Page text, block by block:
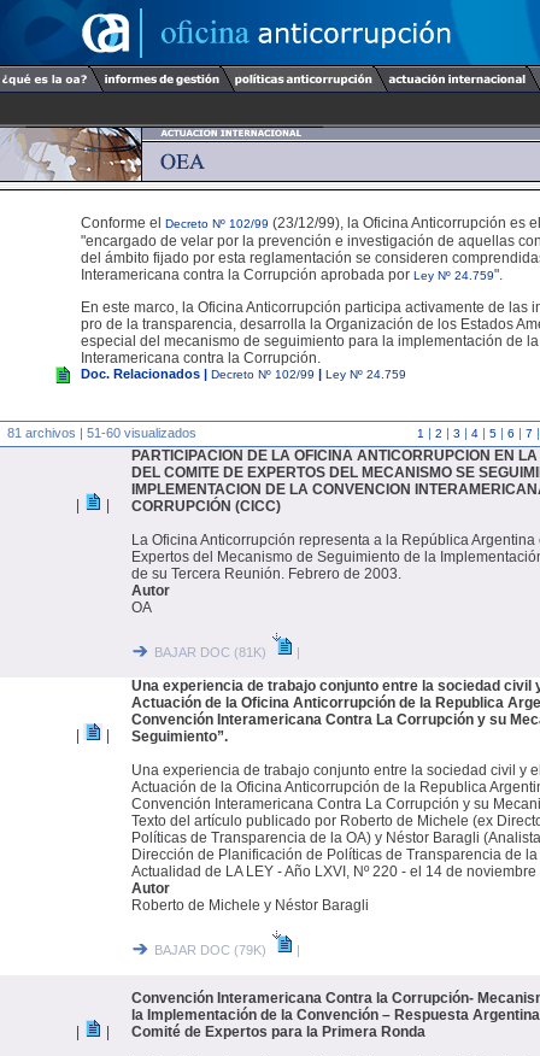
Conforme el Decreto Nº 102/99 (23/12/99), la Oficina Anticorrupción es
"encargado de velar por la prevención e investigación de aquellas
del ámbito fijado por esta reglamentación se consideren
Interamericana contra la Corrupción aprobada por Ley Nº 24.759".
En este marco, la Oficina Anticorrupción participa activamente de las
pro de la transparencia, desarrolla la Organización de los Estados
especial del mecanismo de seguimiento para la implementación de
Interamericana contra la Corrupción.
Doc. Relacionados | Decreto Nº 102/99 | Ley Nº 24.759
81 archivos | 51-60 visualizados 1 | 2 | 3 | 4 | 5 | 6 | 7
PARTICIPACION DE LA OFICINA ANTICORRUPCION EN
DEL COMITE DE EXPERTOS DEL MECANISMO SE
IMPLEMENTACION DE LA CONVENCION
CORRUPCIÓN (CICC)
La Oficina Anticorrupción representa a la República
Expertos del Mecanismo de Seguimiento de la
de su Tercera Reunión. Febrero de 2003.
Autor
OA
BAJAR DOC (81K) |
Una experiencia de trabajo conjunto entre la sociedad civil
Actuación de la Oficina Anticorrupción de la Republica
Convención Interamericana Contra La Corrupción y su
Seguimiento”.
Una experiencia de trabajo conjunto entre la sociedad civil y
Actuación de la Oficina Anticorrupción de la Republica
Convención Interamericana Contra La Corrupción y su
Texto del artículo publicado por Roberto de Michele (ex
Políticas de Transparencia de la OA) y Néstor Baragli
Dirección de Planificación de Políticas de Transparencia de
Actualidad de LA LEY - Año LXVI, Nº 220 - el 14 de
Autor
Roberto de Michele y Néstor Baragli
BAJAR DOC (79K) |
Convención Interamericana Contra la Corrupción-
la Implementación de la Convención – Respuesta
Comité de Expertos para la Primera Ronda